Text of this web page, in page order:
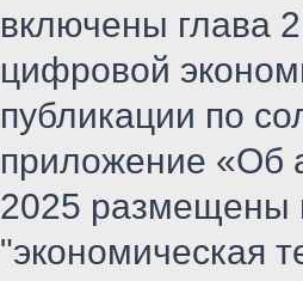
включены глава
цифровой
публикации по
приложение «Об
2025 размещены
"экономическая